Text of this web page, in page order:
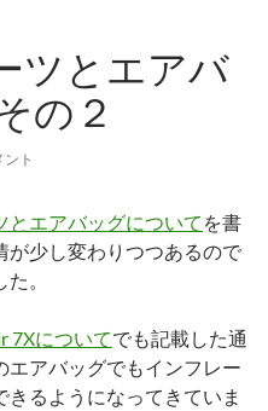
ツとエアバ
の２
ト
とエアバッグについて を書
が少し変わりつつあるので
。
7Xについてでも記載した通
エアバッグでもインフレー
るようになってきていま